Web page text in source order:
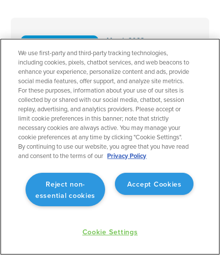
Planejamento de Voo
March 2023
Route Builder: vários ajustes por waypoint
Planejamento de voo preciso até o waypoint.
Planejamento de Voo
March 2023
Route Builder: Visualização do perfil
Fornece outra dimensão de visibilidade ao planejar
o voo.
We use first-party and third-party tracking technologies,
including cookies, pixels, chatbot services, and web beacons to
enhance your experience, personalize content and ads, provide
social media features, offer support, and analyze site metrics.
For these purposes, information about your use of our sites is
collected by or shared with our social media, chatbot, session
replay, advertising, and analytics providers. Please accept or
limit cookie preferences in this banner; note that strictly
necessary cookies are always active. You may manage your
cookie preferences at any time by clicking "Cookie Settings".
By continuing to use our website, you agree that you have read
and consent to the terms of our Privacy Policy
Accept Cookies
Reject non-
essential cookies
Cookie Settings